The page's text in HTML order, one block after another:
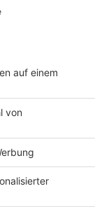
auch um
hinweg
Maße
den letzten
wir über
"Offenbar
so die